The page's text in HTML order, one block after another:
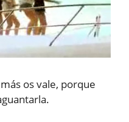
os vale, porque